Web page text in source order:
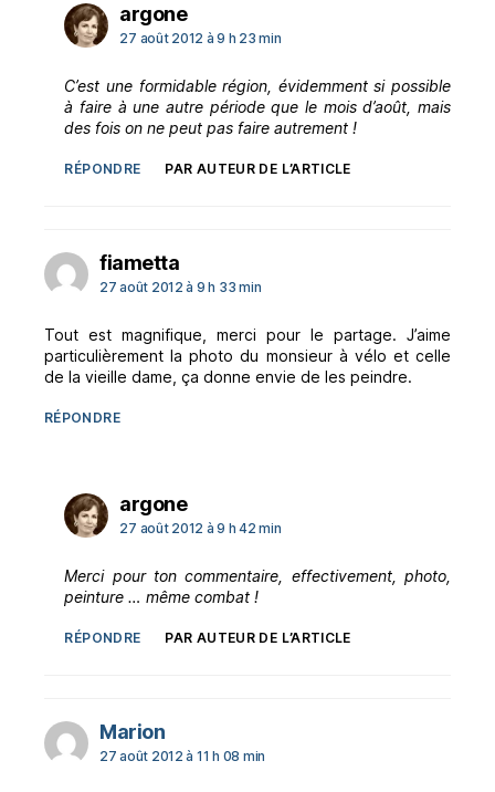
argonedit :
27 août 2012 à 9 h 23 min
C’est une formidable région, évidemment si possible
à faire à une autre période que le mois d’août, mais
des fois on ne peut pas faire autrement !
RÉPONDRE PAR AUTEUR DE L’ARTICLE
fiamettadit :
27 août 2012 à 9 h 33 min
Tout est magnifique, merci pour le partage. J’aime
particulièrement la photo du monsieur à vélo et celle
de la vieille dame, ça donne envie de les peindre.
RÉPONDRE
argonedit :
27 août 2012 à 9 h 42 min
Merci pour ton commentaire, effectivement, photo,
peinture … même combat !
RÉPONDRE PAR AUTEUR DE L’ARTICLE
Mariondit :
27 août 2012 à 11 h 08 min